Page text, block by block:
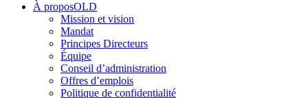
À proposOLD
Mission et vision
Mandat
Principes Directeurs
Équipe
Conseil d’administration
Offres d’emplois
Politique de confidentialité